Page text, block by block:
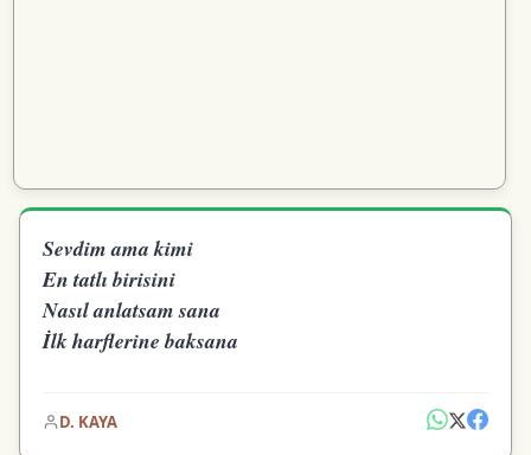
Sevdim ama kimi
En tatlı birisini
Nasıl anlatsam sana
İlk harflerine baksana
D. KAYA